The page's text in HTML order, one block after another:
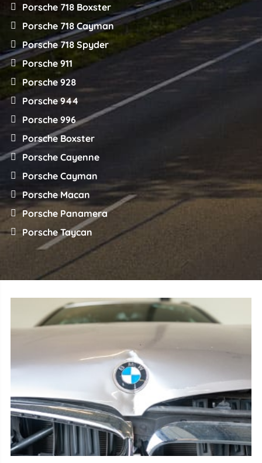
Porsche 718 Boxster
Porsche 718 Cayman
Porsche 718 Spyder
Porsche 911
Porsche 928
Porsche 944
Porsche 996
Porsche Boxster
Porsche Cayenne
Porsche Cayman
Porsche Macan
Porsche Panamera
Porsche Taycan